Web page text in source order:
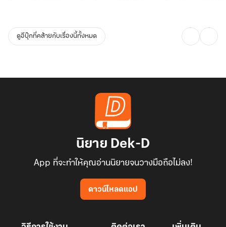
ดูอีบุ๊กที่คล้ายกับเรื่องนี้ทั้งหมด
นิยาย Dek-D
App ที่จะทำให้คุณอ่านนิยายจนวางมือถือไม่ลง!
ดาวน์โหลดแอป